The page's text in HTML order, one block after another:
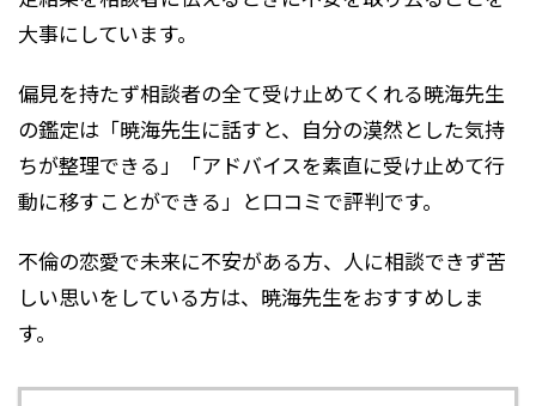
大事にしています。
偏見を持たず相談者の全て受け止めてくれる暁海先生
の鑑定は「暁海先生に話すと、自分の漠然とした気持
ちが整理できる」「アドバイスを素直に受け止めて行
動に移すことができる」と口コミで評判です。
不倫の恋愛で未来に不安がある方、人に相談できず苦
しい思いをしている方は、暁海先生をおすすめしま
す。